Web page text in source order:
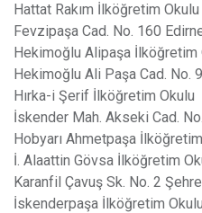
Hattat Rakım İlköğretim
Fevzipaşa Cad. No. 160
Hekimoğlu Alipaşa
Hekimoğlu Ali Paşa Cad. No.
Hırka-i Şerif İlköğretim
İskender Mah. Akseki Cad.
Hobyarı Ahmetpaşa
İ. Alaattin Gövsa İlköğretim
Karanfil Çavuş Sk. No. 2
İskenderpaşa İlköğretim